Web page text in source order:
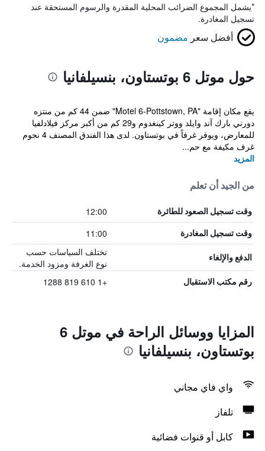
*يشمل المجموع الضرائب المحلية المقدرة والرسوم المستحقة عند
تسجيل المغادرة.
أفضل سعر مضمون
حول موتل 6 بوتستاون، بنسيلفانيا
يقع مكان إقامة "Motel 6-Pottstown, PA" ضمن 44 كم من منتزه
دورني بارك آند وايلد ووتر كينغدوم و29 كم من أكبر مركز فيلادلفيا
للمعارض، ويوفر غرفاً في بوتستاون. لدى هذا الفندق المصنف 4 نجوم
غرف مكيفة مع حم...
المزيد
من الجيد أن تعلم
وقت تسجيل الصعود للطائرة 12:00
وقت تسجيل المغادرة 11:00
الدفع والإلغاء
تختلف السياسات حسب
نوع الغرفة ومزود الخدمة.
رقم مكتب الاستقبال +1 610 819 1288
المزايا ووسائل الراحة في موتل 6
بوتستاون، بنسيلفانيا
واي فاي مجاني
تلفاز
كابل أو قنوات فضائية